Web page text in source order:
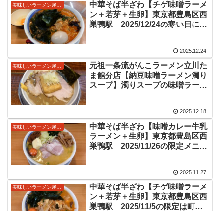
中華そば半ざわ【チゲ味噌ラーメ
ン＋若芽＋生卵】東京都豊島区西
巣鴨駅 2025/12/24の寒い日にぴ
2025.12.24
元祖一条流がんこラーメン立川た
ま館分店【納豆味噌ラーメン濁り
スープ】濁りスープの味噌ラーメ
2025.12.18
中華そば半ざわ【味噌カレー牛乳
ラーメン＋生卵】東京都豊島区西
巣鴨駅 2025/11/26の限定メニュ
2025.11.27
美味しいラーメン屋さん
中華そば半ざわ【チゲ味噌ラーメ
ン＋若芽＋生卵】東京都豊島区西
巣鴨駅 2025/11/5の限定は町中